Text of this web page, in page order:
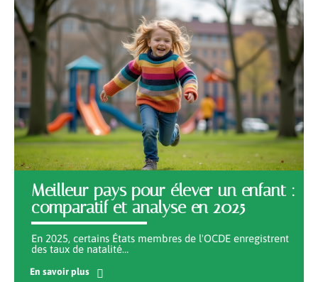
Meilleur pays pour élever un enfant :
comparatif et analyse en 2025
En 2025, certains États membres de l'OCDE enregistrent
des taux de natalité…
En savoir plus